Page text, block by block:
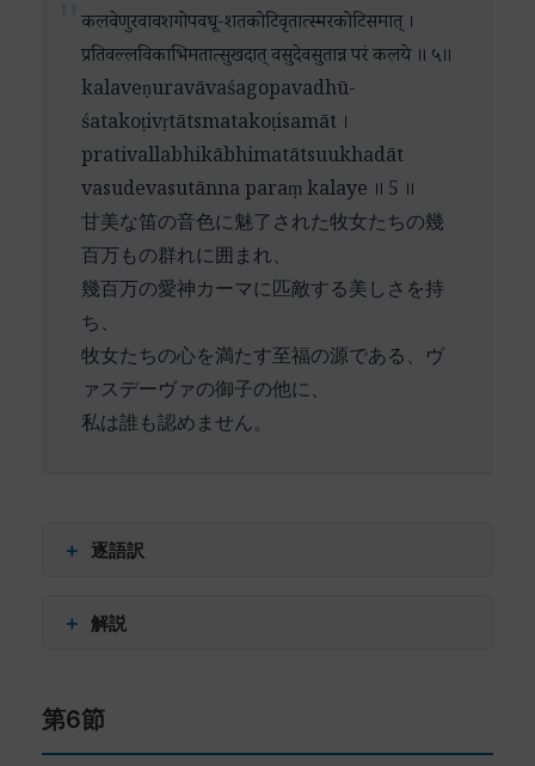
を提供する詩節といえるでしょう。
परदेवतया (paradevatayā) – 最高神として
गदितान् (gaditān) – 宣言された
निगमैः (nigamaiḥ) – 聖典によって
कमला (kamalā) – ラクシュミー
दयितात् (dayitāt) – 最愛の方
न परं (na paraṃ) – 〜以外に〜ない
कलये (kalaye) – 私は認める
あり、もう一つは「惜しみない布施」（dāna）で
す。これらは単なる性格的特徴ではなく、神の本
質的な属性として描かれています。
「人々の願いに応えて」という表現は、神が遠い
存在ではなく、人々の日常的な願いや苦悩に寄り
添う身近な存在であることを示唆しています。こ
れは、第3節で言及された「慈悲」の具体的な現れ
とも解釈できます。
「聖典が最高神と謳う」という部分は、この神へ
の帰依が単なる個人的な好みや感情的な愛着では
なく、正統な聖典の権威に基づいていることを示
しています。これは、信仰の個人的側面と伝統的
で暗示された神と女神の関係を再び想起させま
恩寵の源泉としての側面と密接に結びついていま
「私は誰も認めません」という強い表明は、排他
的な否定というよりも、この神への完全な帰依の
कलवेणुरवावशगोपवधू-शतकोटिवृतात्स्मरकोटिसमात् ।
प्रतिवल्लविकाभिमतात्सुखदात् वसुदेवसुतान्न परं कलये ॥ ५॥
kalaveṇuravāvaśagopavadhū-
śatakoṭivṛtātsmatakoṭisamāt ।
prativallabhikābhimatātsuukhadāt
vasudevasutānna paraṃ kalaye ॥ 5 ॥
甘美な笛の音色に魅了された牧女たちの幾
百万もの群れに囲まれ、
幾百万の愛神カーマに匹敵する美しさを持
ち、
牧女たちの心を満たす至福の源である、ヴ
ァスデーヴァの御子の他に、
私は誰も認めません。
＋ 逐語訳
कलवेणु (kalaveṇu) – 甘美な笛
गोपवधू (gopavadhū) – 牧女たち
＋ 解説
転して、クリシュナ神話の牧歌的な情景を描き出
しています。
第6節